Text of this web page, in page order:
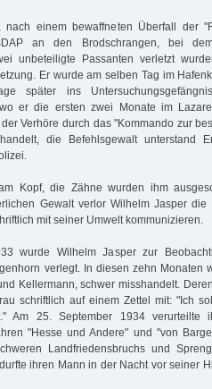
nach einem bewaffneten Überfall der
an den Brodschrangen, bei
unbeteiligte Passanten verletzt
Er wurde am selben Tag im
später ins
er die ersten zwei Monate im
Verhöre durch das "Kommando zur
die Befehlsgewalt unterstand
Kopf, die Zähne wurden ihm
Gewalt verlor Wilhelm Jasper die
mit seiner Umwelt kommunizieren.
wurde Wilhelm Jasper zur
verlegt. In diesen zehn Monaten
Kellermann, schwer misshandelt.
schriftlich auf einem Zettel mit: "Ich
Am 25. September 1934 verurteilte
"Hesse und Andere" und "von
Landfriedensbruchs und
ihren Mann in der Nacht vor seiner